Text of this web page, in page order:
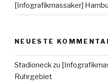
[Infografikmassaker]
NEUESTE
Stadioneckzu
Ruhrgebiet